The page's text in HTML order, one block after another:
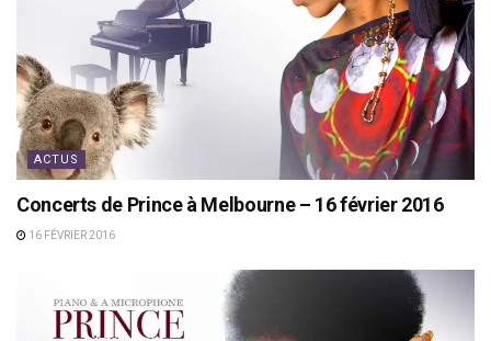
ACTUS
Concerts de Prince à Melbourne – 16 février 2016
16 FÉVRIER 2016